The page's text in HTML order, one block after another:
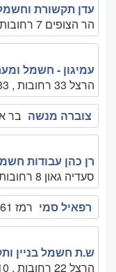
עדן תקשורת
הר הצופים 7 רחובות , 0522654912
עמיגון - חשמל
הרצל 33 רחובות , 0506455633
צוברה מנשה בר אילן 1
רן כהן עבודות
סעדיה גאון 8 רחובות , 0523640761
רפאיל סמי רמז 61 רחובות , 089458824
ש.ת חשמל בניין
הרצל 22 רחובות , 0505609910